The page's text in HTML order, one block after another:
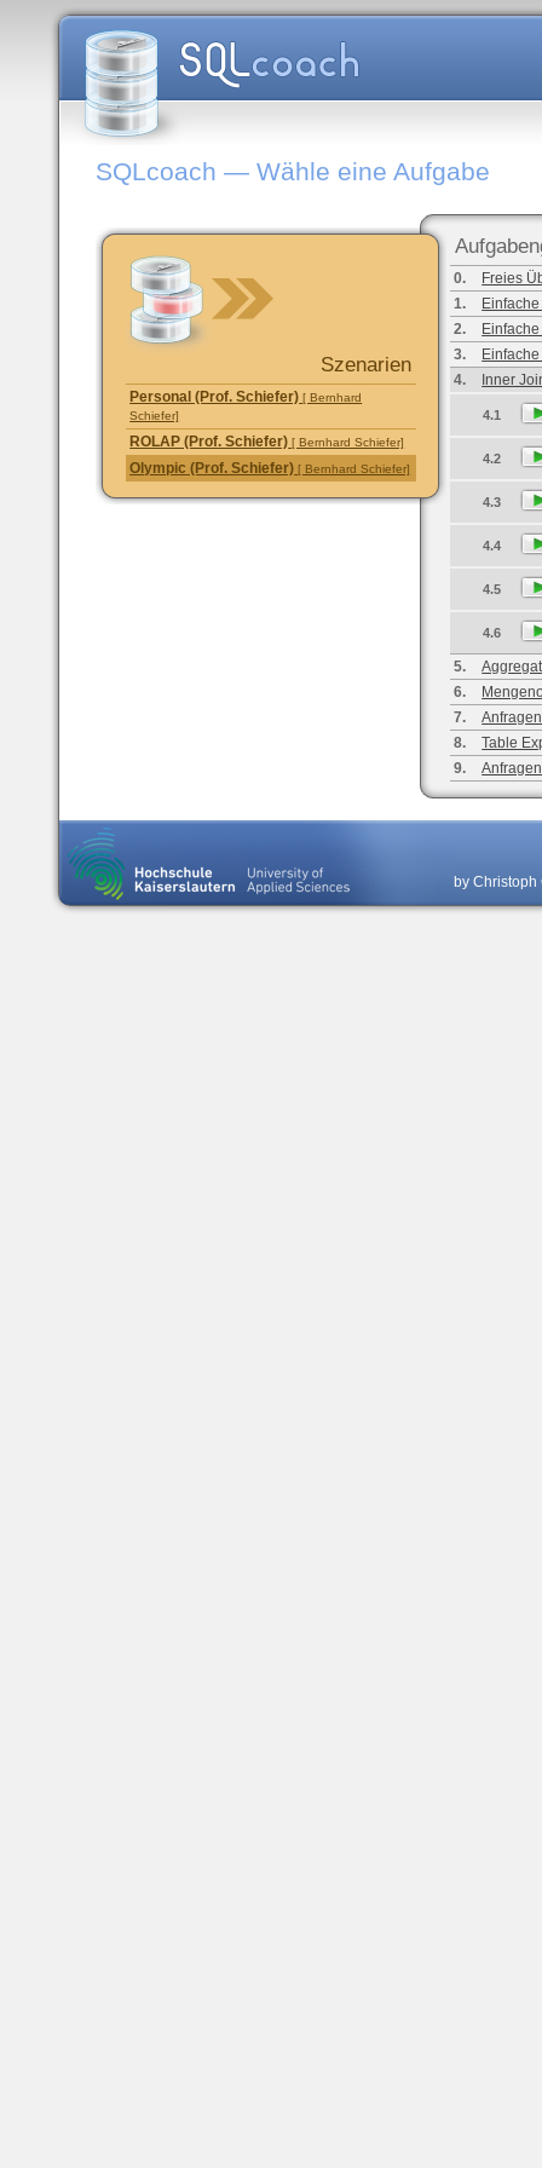
SQLcoach — Wähle eine Aufgabe
0.
Freies
1.
2.
3.
4.
Inner
4.1
4.2
4.3
4.4
4.5
4.6
5.
6.
7.
8.
Table
9.
Szenarien
Personal (Prof. Schiefer) [ Bernhard
Schiefer]
ROLAP (Prof. Schiefer) [ Bernhard Schiefer]
Olympic (Prof. Schiefer) [ Bernhard Schiefer]
by